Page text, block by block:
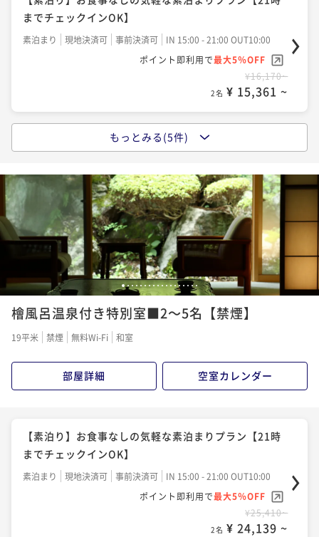
二食付き 現地決済可 事前決済可
ポイント即利用で最大5％OFF
¥53,340~
¥ 50,673 ~
【松茸の炭火焼き】秋の味覚松茸を贅沢に味わう旬会
ポイント即利用で最大5％OFF
¥76,440~
2名 ¥ 72,618 ~
までチェックインOK】
素泊まり 現地決済可 事前決済可
IN 15:00 - 21:00 OUT10:00
ポイント即利用で最大5％OFF
¥16,170~
2名 ¥ 15,361 ~
【1泊朝食付】 気軽な信州旅行・出張に1泊朝食付きプ
朝食付き 現地決済可 事前決済可
IN 15:00 - 21:00 OUT10:00
ポイント即利用で最大5％OFF
¥20,790~
2名 ¥ 19,750 ~
ファミリープラン【添い寝幼児無料】お子様歓迎！家
族で過ごす温泉旅行
¥34,650~
2名 ¥ 32,917 ~
【1泊2食付】季節の旬菜コース
二食付き 現地決済可 事前決済可
ポイント即利用で最大5％OFF
¥34,650~
¥ 32,917 ~
もっとみる(5件)
12 3 4567891011121314 15 16 1718
檜風呂温泉付き特別室■2～5名【禁煙】
19平米 禁煙 無料Wi-Fi 和室
部屋詳細 空室カレンダー
【素泊り】お食事なしの気軽な素泊まりプラン【21時
までチェックインOK】
素泊まり 現地決済可 事前決済可
IN 15:00 - 21:00 OUT10:00
ポイント即利用で最大5％OFF
¥25,410~
2名 ¥ 24,139 ~